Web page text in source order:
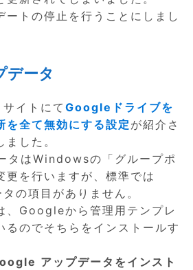
ートの停止を行うことにしまし
データ
イトにて Googleドライブを
を全て無効にする設定 が紹介さ
した。
タはWindowsの「グループポ
更を行いますが、標準では
の項目がありません。
、Googleから管理用テンプレ
るのでそちらをインストールす
アップデータをインスト